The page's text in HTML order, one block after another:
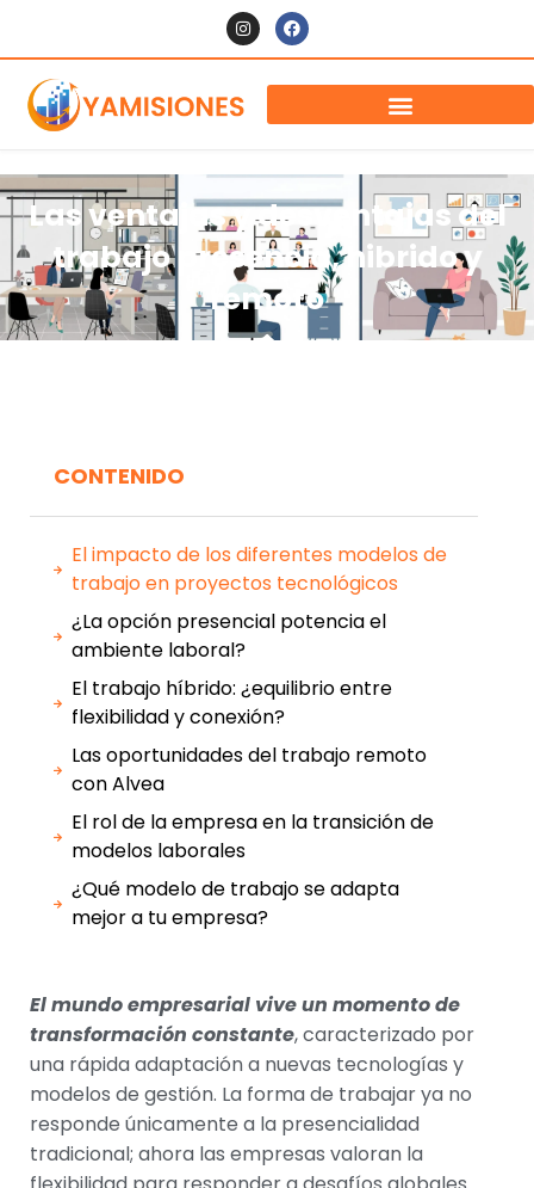
Las ventajas y desventajas del
trabajo presencia, hibrido y
remoto
CONTENIDO
El impacto de los diferentes modelos de
trabajo en proyectos tecnológicos
¿La opción presencial potencia el
ambiente laboral?
El trabajo híbrido: ¿equilibrio entre
flexibilidad y conexión?
Las oportunidades del trabajo remoto
con Alvea
El rol de la empresa en la transición de
modelos laborales
¿Qué modelo de trabajo se adapta
mejor a tu empresa?
El mundo empresarial vive un momento de
transformación constante, caracterizado por
una rápida adaptación a nuevas tecnologías y
modelos de gestión. La forma de trabajar ya no
responde únicamente a la presencialidad
tradicional; ahora las empresas valoran la